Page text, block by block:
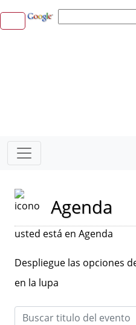
Agenda
usted está en Agenda
Despliegue las opciones
en la lupa